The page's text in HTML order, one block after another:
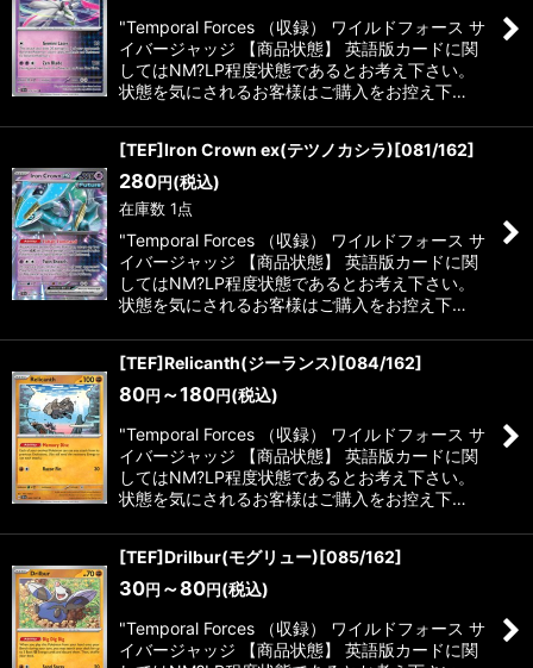
"Temporal Forces （収録） ワイルドフォース サ
イバージャッジ 【商品状態】 英語版カードに関
してはNM?LP程度状態であるとお考え下さい。
状態を気にされるお客様はご購入をお控え下…
[TEF]Iron Crown ex(テツノカシラ)[081/162]
280円 (税込)
在庫数 1点
"Temporal Forces （収録） ワイルドフォース サ
イバージャッジ 【商品状態】 英語版カードに関
してはNM?LP程度状態であるとお考え下さい。
状態を気にされるお客様はご購入をお控え下…
[TEF]Relicanth(ジーランス)[084/162]
80円 ～180円 (税込)
"Temporal Forces （収録） ワイルドフォース サ
イバージャッジ 【商品状態】 英語版カードに関
してはNM?LP程度状態であるとお考え下さい。
状態を気にされるお客様はご購入をお控え下…
[TEF]Drilbur(モグリュー)[085/162]
30円 ～80円 (税込)
"Temporal Forces （収録） ワイルドフォース サ
イバージャッジ 【商品状態】 英語版カードに関